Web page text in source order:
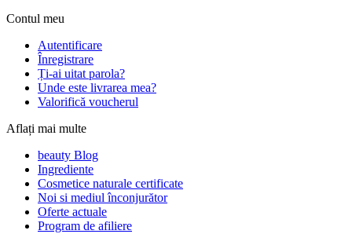
Contul meu
Autentificare
Înregistrare
Ți-ai uitat parola?
Unde este livrarea mea?
Valorifică voucherul
Aflați mai multe
beauty Blog
Ingrediente
Cosmetice naturale certificate
Noi si mediul înconjurător
Oferte actuale
Program de afiliere